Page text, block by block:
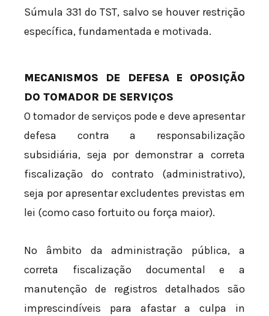
Súmula 331 do TST, salvo se houver restrição
específica, fundamentada e motivada.
MECANISMOS DE DEFESA E OPOSIÇÃO
DO TOMADOR DE SERVIÇOS
O tomador de serviços pode e deve apresentar
defesa contra a responsabilização
subsidiária, seja por demonstrar a correta
fiscalização do contrato (administrativo),
seja por apresentar excludentes previstas em
lei (como caso fortuito ou força maior).
No âmbito da administração pública, a
correta fiscalização documental e a
manutenção de registros detalhados são
imprescindíveis para afastar a culpa in